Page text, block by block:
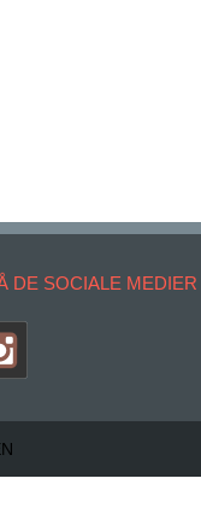
DE SOCIALE MEDIER